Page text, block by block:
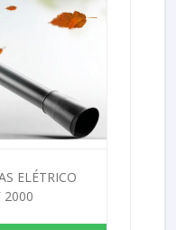
ELÉTRICO
2000